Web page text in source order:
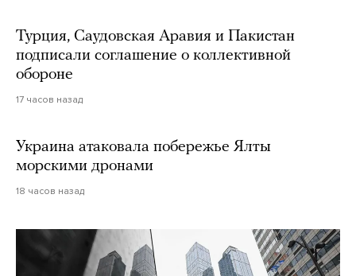
Турция, Саудовская Аравия и Пакистан
подписали соглашение о коллективной
обороне
17 часов назад
Украина атаковала побережье Ялты
морскими дронами
18 часов назад